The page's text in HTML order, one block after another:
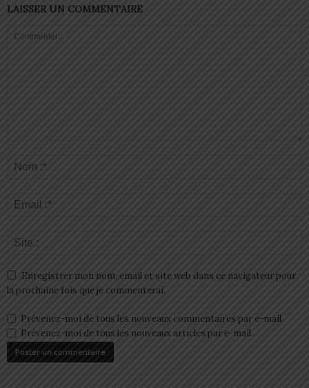
LAISSER UN COMMENTAIRE
Enregistrer mon nom, email et site web dans ce navigateur pour
la prochaine fois que je commenterai.
Prévenez-moi de tous les nouveaux commentaires par e-mail.
Prévenez-moi de tous les nouveaux articles par e-mail.